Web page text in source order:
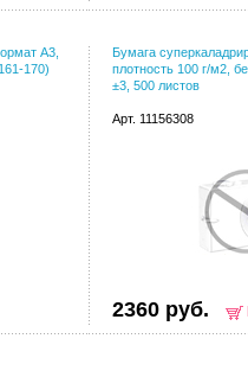
А3,
170)
Бумага
плотность 100 г/м2,
±3, 500 листов
Арт. 11156308
2360 руб.